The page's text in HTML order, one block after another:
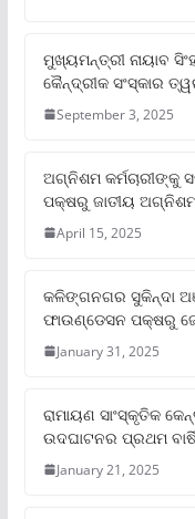
ମୁଖ୍ୟମନ୍ତ୍ରୀ ନାୟାବ
କୈନ୍ଦ୍ରୀକ ସଂସ୍କାର
September 3, 2025
ଅଗ୍ନିଶମ କର୍ମଚାରୀଙ୍କୁ
ପକ୍ଷରୁ ଜାତୀୟ ଅଗ୍ନିଶମ
April 15, 2025
କଳିଙ୍ଗନଗର ସୁକିନ୍ଦା
ଫାଉଣ୍ଡେସନ ପକ୍ଷରୁ
January 31, 2025
ରାମାୟଣ ସାଂସ୍କୃତିକ
ଉଦଘାଟନର ପ୍ରଥମ
January 21, 2025